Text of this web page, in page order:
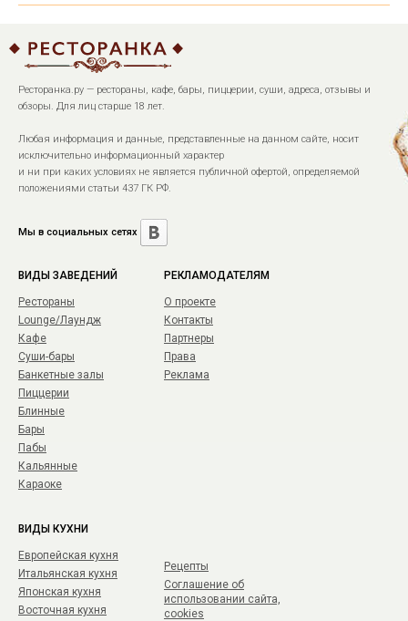
Ресторанка.ру — рестораны, кафе, бары, пиццерии, суши, адреса, отзывы и
обзоры. Для лиц старше 18 лет.
Любая информация и данные, представленные на данном сайте, носит
исключительно информационный характер
и ни при каких условиях не является публичной офертой, определяемой
положениями статьи 437 ГК РФ.
Мы в социальных сетях
ВИДЫ ЗАВЕДЕНИЙ
Рестораны
Lounge/Лаундж
Кафе
Суши-бары
Банкетные залы
Пиццерии
Блинные
Бары
Пабы
Кальянные
Караоке
РЕКЛАМОДАТЕЛЯМ
О проекте
Контакты
Партнеры
Права
Реклама
ВИДЫ КУХНИ
Европейская кухня
Итальянская кухня
Японская кухня
Восточная кухня
Рецепты
Соглашение об
использовании сайта,
cookies